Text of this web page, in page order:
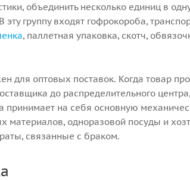
объединить несколько единиц в
эту группу входят гофрокороба,
, паллетная упаковка, скотч,
для оптовых поставок. Когда товар
до распределительного
принимает на себя основную
материалов, одноразовой посуды и
связанные с браком.